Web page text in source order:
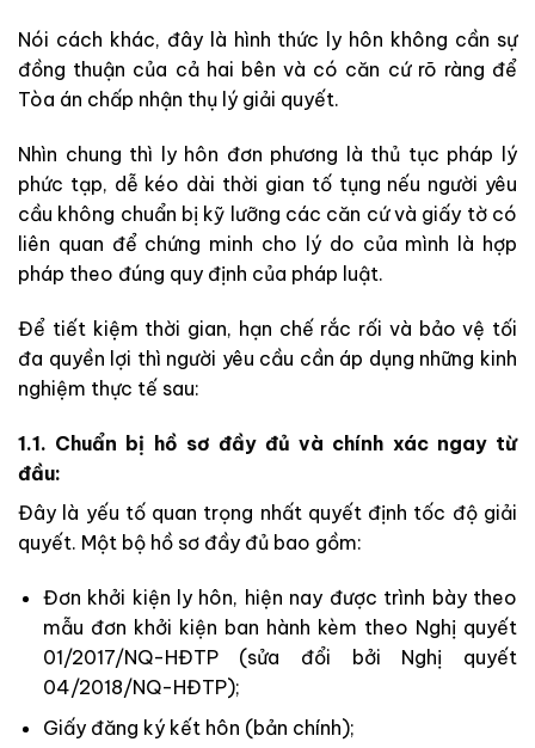
Nói cách khác, đây là hình thức ly hôn không cần sự
đồng thuận của cả hai bên và có căn cứ rõ ràng để
Tòa án chấp nhận thụ lý giải quyết.
Nhìn chung thì ly hôn đơn phương là thủ tục pháp lý
phức tạp, dễ kéo dài thời gian tố tụng nếu người yêu
cầu không chuẩn bị kỹ lưỡng các căn cứ và giấy tờ có
liên quan để chứng minh cho lý do của mình là hợp
pháp theo đúng quy định của pháp luật.
Để tiết kiệm thời gian, hạn chế rắc rối và bảo vệ tối
đa quyền lợi thì người yêu cầu cần áp dụng những kinh
nghiệm thực tế sau:
1.1. Chuẩn bị hồ sơ đầy đủ và chính xác ngay từ
đầu:
Đây là yếu tố quan trọng nhất quyết định tốc độ giải
quyết. Một bộ hồ sơ đầy đủ bao gồm:
Đơn khởi kiện ly hôn, hiện nay được trình bày theo
mẫu đơn khởi kiện ban hành kèm theo Nghị quyết
01/2017/NQ-HĐTP (sửa đổi bởi Nghị quyết
04/2018/NQ-HĐTP);
Giấy đăng ký kết hôn (bản chính);